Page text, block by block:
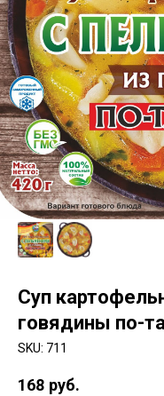
Суп
говядины по-
SKU: 711
168 руб.